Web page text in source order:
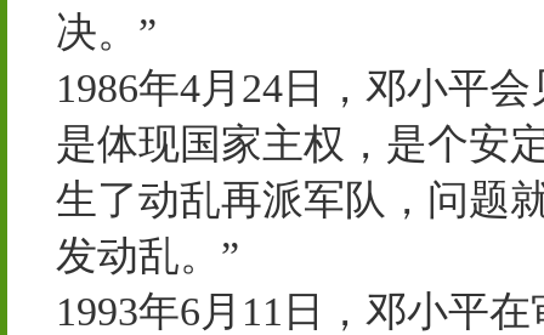
决。”
1986年4月24日，邓小平
是体现国家主权，是个安
生了动乱再派军队，问题
发动乱。”
1993年6月11日，邓小平